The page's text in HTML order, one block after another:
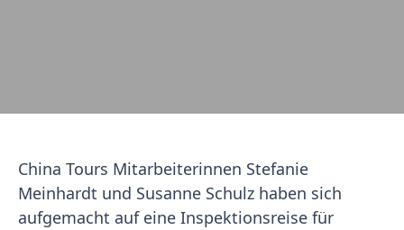
China Tours Mitarbeiterinnen Stefanie
Meinhardt und Susanne Schulz haben sich
aufgemacht auf eine Inspektionsreise für